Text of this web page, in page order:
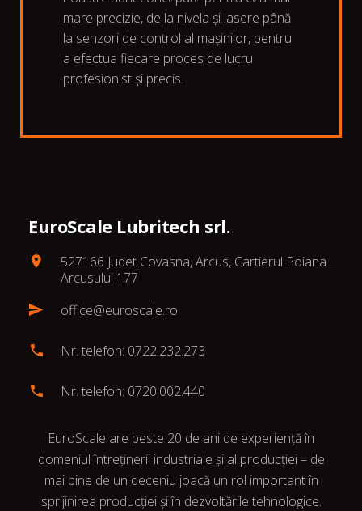
mare precizie, de la nivela și lasere până
la senzori de control al mașinilor, pentru
a efectua fiecare proces de lucru
profesionist și precis.
EuroScale Lubritech srl.
527166 Judet Covasna, Arcus, Cartierul Poiana
Arcusului 177
office@euroscale.ro
Nr. telefon: 0722.232.273
Nr. telefon: 0720.002.440
EuroScale are peste 20 de ani de experiență în
domeniul întreținerii industriale și al producției – de
mai bine de un deceniu joacă un rol important în
sprijinirea producției și în dezvoltările tehnologice.